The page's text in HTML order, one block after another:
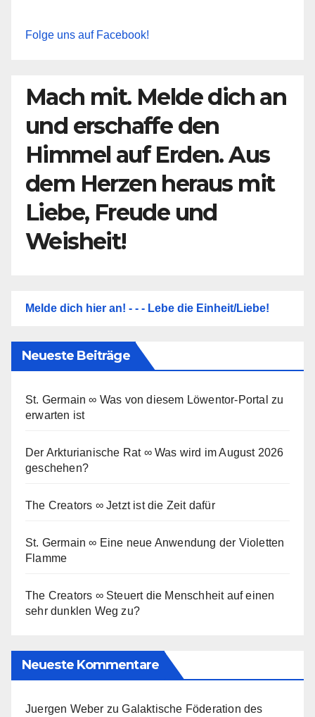
Folge uns auf Facebook!
Mach mit. Melde dich an
und erschaffe den
Himmel auf Erden. Aus
dem Herzen heraus mit
Liebe, Freude und
Weisheit!
Melde dich hier an! - - - Lebe die Einheit/Liebe!
Neueste Beiträge
St. Germain ∞ Was von diesem Löwentor-Portal zu
erwarten ist
Der Arkturianische Rat ∞ Was wird im August 2026
geschehen?
The Creators ∞ Jetzt ist die Zeit dafür
St. Germain ∞ Eine neue Anwendung der Violetten
Flamme
The Creators ∞ Steuert die Menschheit auf einen
sehr dunklen Weg zu?
Neueste Kommentare
Juergen Weber zuGalaktische Föderation des